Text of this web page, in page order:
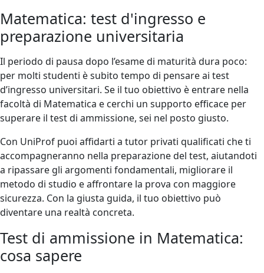
Matematica: test d'ingresso e
preparazione universitaria
Il periodo di pausa dopo l’esame di maturità dura poco:
per molti studenti è subito tempo di pensare ai test
d’ingresso universitari. Se il tuo obiettivo è entrare nella
facoltà di Matematica e cerchi un supporto efficace per
superare il test di ammissione, sei nel posto giusto.
Con UniProf puoi affidarti a tutor privati qualificati che ti
accompagneranno nella preparazione del test, aiutandoti
a ripassare gli argomenti fondamentali, migliorare il
metodo di studio e affrontare la prova con maggiore
sicurezza. Con la giusta guida, il tuo obiettivo può
diventare una realtà concreta.
Test di ammissione in Matematica:
cosa sapere